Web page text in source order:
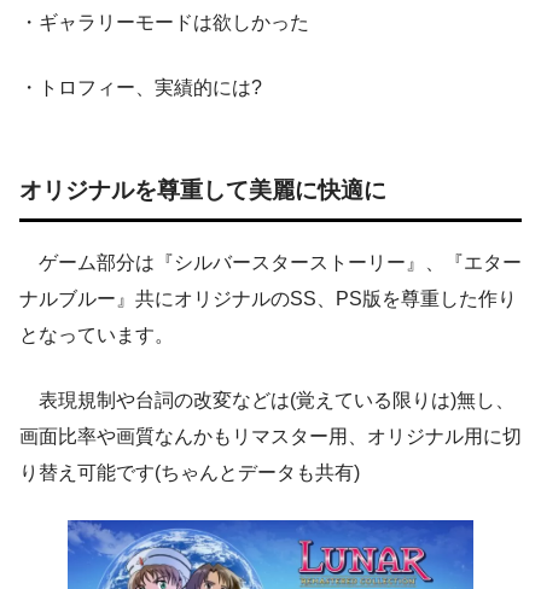
・ギャラリーモードは欲しかった
・トロフィー、実績的には?
オリジナルを尊重して美麗に快適に
ゲーム部分は『シルバースターストーリー』、『エター
ナルブルー』共にオリジナルのSS、PS版を尊重した作り
となっています。
表現規制や台詞の改変などは(覚えている限りは)無し、
画面比率や画質なんかもリマスター用、オリジナル用に切
り替え可能です(ちゃんとデータも共有)